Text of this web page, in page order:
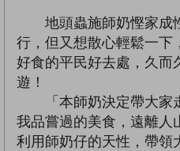
地頭蟲施師奶慳家成
行，但又想散心輕鬆一下
好食的平民好去處，久而
遊！
「本師奶決定帶大家
我品嘗過的美食，遠離人
利用師奶仔的天性，帶領